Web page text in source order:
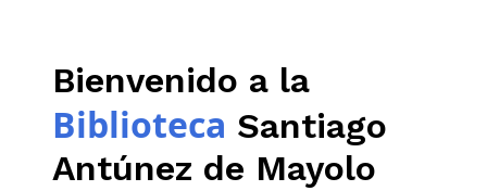
Aula Virtual
Bienvenido a la
Biblioteca Santiago
Antúnez de Mayolo